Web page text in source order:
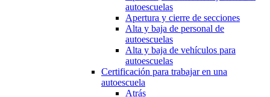
autoescuelas
Apertura y cierre de secciones
Alta y baja de personal de
autoescuelas
Alta y baja de vehículos para
autoescuelas
Certificación para trabajar en una
autoescuela
Atrás